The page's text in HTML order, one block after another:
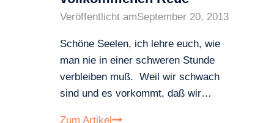
häufigen
auch
Veröffentlicht amSeptember 20, 2013
Schöne Seelen, ich lehre euch, wie
man nie in einer schweren Stunde
verbleiben muß. Weil wir schwach
sind und es vorkommt, daß wir…
Zum ArtikelDas